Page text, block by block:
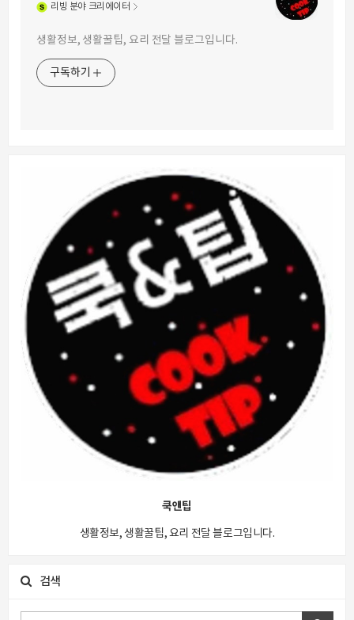
리빙 분야 크리에이터
생활정보, 생활꿀팁, 요리 전달 블로그입니다.
구독하기
쿡앤팁
생활정보, 생활꿀팁, 요리 전달 블로그입니다.
검색